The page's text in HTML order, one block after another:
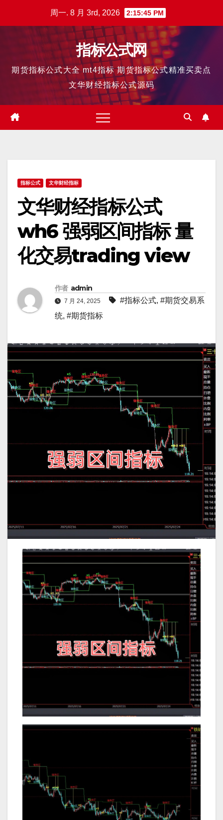
周一. 8 月 3rd, 2026 2:15:46 PM
指标公式网
期货指标公式大全 mt4指标 期货指标公式精准买卖点
文华财经指标公式源码
指标公式 文华财经指标
文华财经指标公式
wh6 强弱区间指标 量
化交易trading view
作者 admin
7 月 24, 2025 #指标公式, #期货交易系
统, #期货指标